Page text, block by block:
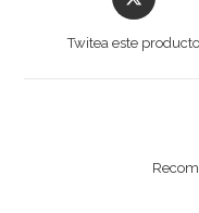
Twitea este producto